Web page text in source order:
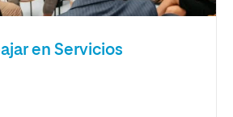
en Servicios